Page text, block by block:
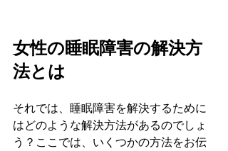
女性の睡眠障害の解決方
法とは
それでは、睡眠障害を解決するために
はどのような解決方法があるのでしょ
う？ここでは、いくつかの方法をお伝